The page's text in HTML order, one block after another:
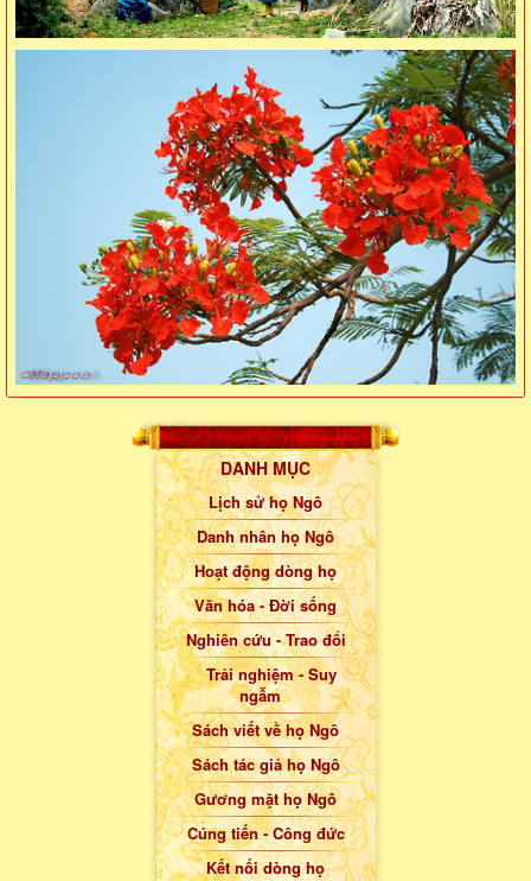
DANH MỤC
Lịch sử họ Ngô
Danh nhân họ Ngô
Hoạt động dòng họ
Văn hóa - Đời sống
Nghiên cứu - Trao đổi
Trải nghiệm - Suy
ngẫm
Sách viết về họ Ngô
Sách tác giả họ Ngô
Gương mặt họ Ngô
Cúng tiến - Công đức
Kết nối dòng họ